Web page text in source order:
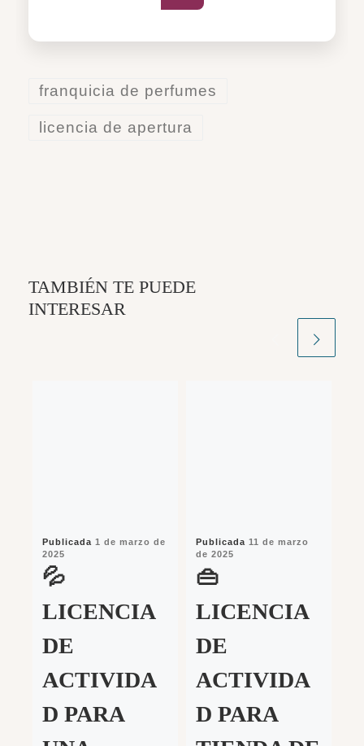
franquicia de perfumes
licencia de apertura
TAMBIÉN TE PUEDE
INTERESAR
Publicada1 de marzo de
2025
💦
LICENCIA
DE
ACTIVIDA
D PARA
Publicada11 de marzo
de 2025
👜
LICENCIA
DE
ACTIVIDA
D PARA